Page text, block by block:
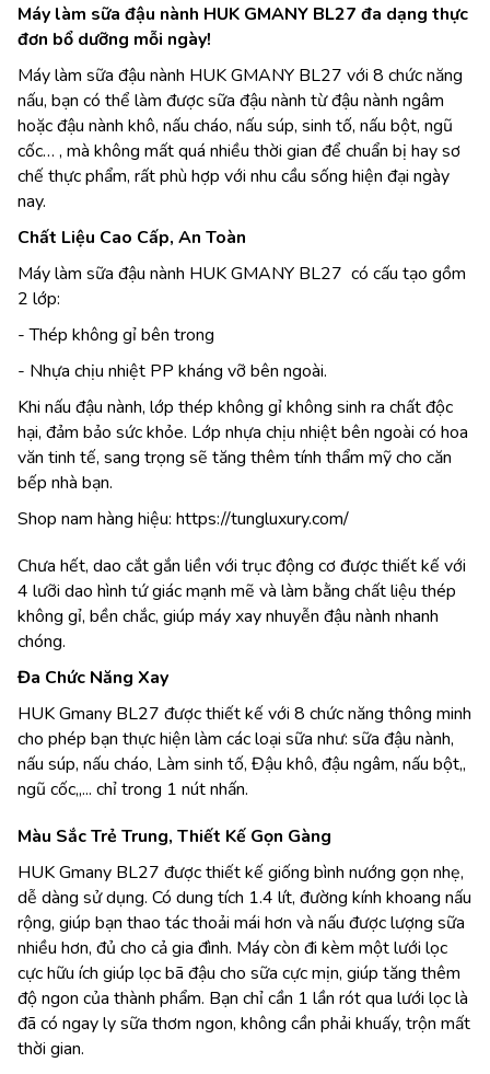
Máy làm sữa đậu nành HUK GMANY BL27 đa dạng thực
đơn bổ dưỡng mỗi ngày!
Máy làm sữa đậu nành HUK GMANY BL27 với 8 chức năng
nấu, bạn có thể làm được sữa đậu nành từ đậu nành ngâm
hoặc đậu nành khô, nấu cháo, nấu súp, sinh tố, nấu bột, ngũ
cốc… , mà không mất quá nhiều thời gian để chuẩn bị hay sơ
chế thực phẩm, rất phù hợp với nhu cầu sống hiện đại ngày
nay.
Chất Liệu Cao Cấp, An Toàn
Máy làm sữa đậu nành HUK GMANY BL27 có cấu tạo gồm
2 lớp:
- Thép không gỉ bên trong
- Nhựa chịu nhiệt PP kháng vỡ bên ngoài.
Khi nấu đậu nành, lớp thép không gỉ không sinh ra chất độc
hại, đảm bảo sức khỏe. Lớp nhựa chịu nhiệt bên ngoài có hoa
văn tinh tế, sang trọng sẽ tăng thêm tính thẩm mỹ cho căn
bếp nhà bạn.
Shop nam hàng hiệu: https://tungluxury.com/
Chưa hết, dao cắt gắn liền với trục động cơ được thiết kế với
4 lưỡi dao hình tứ giác mạnh mẽ và làm bằng chất liệu thép
không gỉ, bền chắc, giúp máy xay nhuyễn đậu nành nhanh
chóng.
Đa Chức Năng Xay
HUK Gmany BL27 được thiết kế với 8 chức năng thông minh
cho phép bạn thực hiện làm các loại sữa như: sữa đậu nành,
nấu súp, nấu cháo, Làm sinh tố, Đậu khô, đậu ngâm, nấu bột,,
ngũ cốc,,... chỉ trong 1 nút nhấn.
Màu Sắc Trẻ Trung, Thiết Kế Gọn Gàng
HUK Gmany BL27 được thiết kế giống bình nướng gọn nhẹ,
dễ dàng sử dụng. Có dung tích 1.4 lít, đường kính khoang nấu
rộng, giúp bạn thao tác thoải mái hơn và nấu được lượng sữa
nhiều hơn, đủ cho cả gia đình. Máy còn đi kèm một lưới lọc
cực hữu ích giúp lọc bã đậu cho sữa cực mịn, giúp tăng thêm
độ ngon của thành phẩm. Bạn chỉ cần 1 lần rót qua lưới lọc là
đã có ngay ly sữa thơm ngon, không cần phải khuấy, trộn mất
thời gian.